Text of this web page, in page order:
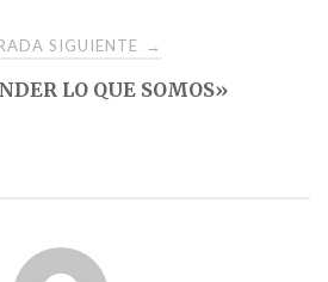
SIGUIENTE →
LO QUE SOMOS»